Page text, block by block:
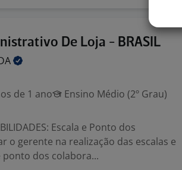
De Loja - BRASIL
de 1 ano
Ensino Médio (2º Grau)
Escala e Ponto dos
o gerente na realização das escalas e
dos colabora...